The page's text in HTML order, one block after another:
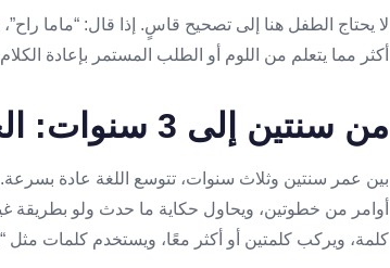
لا يحتاج الطفل هنا إلى تصحيح قاسٍ. إذا قال: “ماما
أكثر مما يتعلم من اللوم أو الطلب المستمر بإعادة
من سنتين إلى 3 سنوات: الجمل القصيرة والأسئلة
بين عمر سنتين وثلاث سنوات، تتوسع اللغة عادة
كلمة، ويركب كلمتين أو أكثر معًا، ويستخدم كلمات مثل